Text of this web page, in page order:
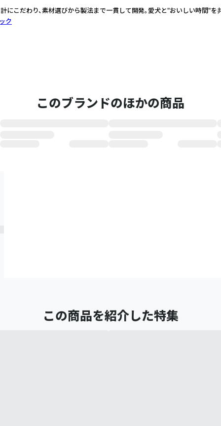
こだわり、素材選びから製法まで一貫して開発。愛犬と"おいしい時間"を
ク
このブランドのほかの商品
この商品を紹介した特集